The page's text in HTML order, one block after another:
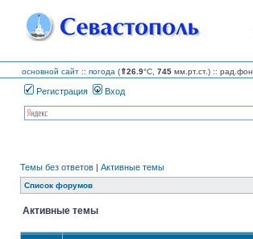
основной сайт :: погода (⇑26.9°C, 745 мм.рт.ст.) :: рад.фон
Регистрация Вход
Темы без ответов | Активные темы
Список форумов
Активные темы